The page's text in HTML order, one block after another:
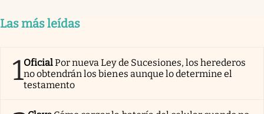
Las más leídas
1OficialPor nueva Ley de Sucesiones, los herederos
no obtendrán los bienes aunque lo determine el
testamento